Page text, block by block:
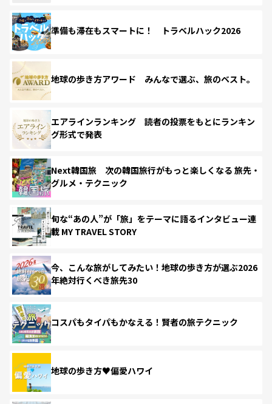
準備も滞在もスマートに！ トラベルハック2026
地球の歩き方アワード みんなで選ぶ、旅のベスト。
エアラインランキング 読者の投票をもとにランキン
グ形式で発表
Next韓国旅 次の韓国旅行がもっと楽しくなる 旅先・
グルメ・テクニック
旬な“あの人”が「旅」をテーマに語るインタビュー連
載 MY TRAVEL STORY
今、こんな旅がしてみたい！地球の歩き方が選ぶ2026
年絶対行くべき旅先30
コスパもタイパもかなえる！賢者の旅テクニック
地球の歩き方♥偏愛ハワイ